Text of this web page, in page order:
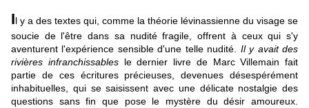
Il y a des textes qui, comme la théorie lévinassienne du visage se
soucie de l'être dans sa nudité fragile, offrent à ceux qui s'y
aventurent l'expérience sensible d'une telle nudité. Il y avait des
rivières infranchissablesle dernier livre de Marc Villemain fait
partie de ces écritures précieuses, devenues désespérément
inhabituelles, qui se saisissent avec une délicate nostalgie des
questions sans fin que pose le mystère du désir amoureux.